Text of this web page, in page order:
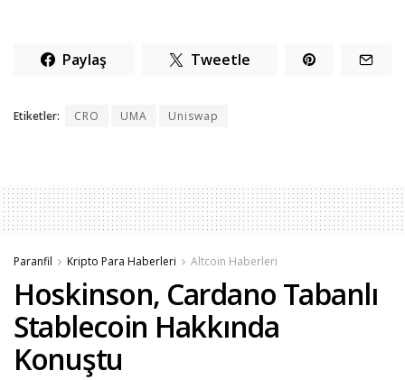
Paylaş Tweetle
Etiketler: CRO UMA Uniswap
Paranfil Kripto Para Haberleri Altcoin Haberleri
Hoskinson, Cardano Tabanlı
Stablecoin Hakkında
Konuştu